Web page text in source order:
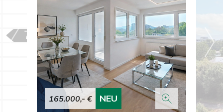
165.000,- € NEU